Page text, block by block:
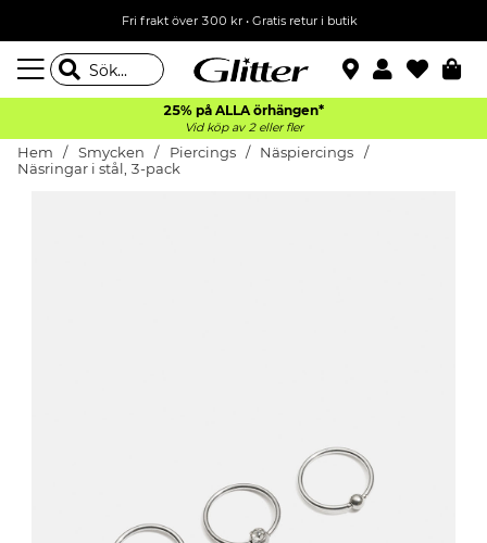
Fri frakt över 300 kr• Gratis retur i butik
25% på ALLA örhängen*
Vid köp av 2 eller fler
Hem Smycken Piercings
Näspiercings
Näsringar i stål, 3-pack